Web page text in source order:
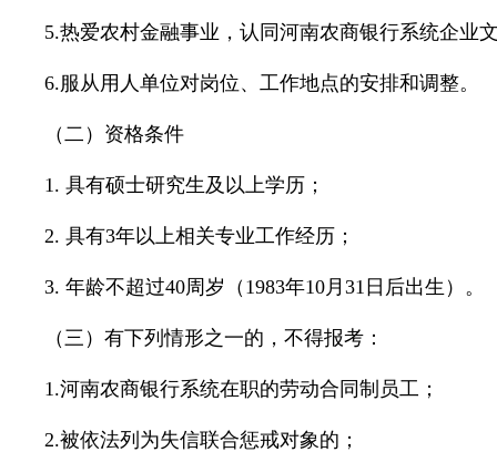
5.热爱农村金融事业，认同河南农商银行系统企业
6.服从用人单位对岗位、工作地点的安排和调整。
（二）资格条件
1. 具有硕士研究生及以上学历；
2. 具有3年以上相关专业工作经历；
3. 年龄不超过40周岁（1983年10月31日后出生）。
（三）有下列情形之一的，不得报考：
1.河南农商银行系统在职的劳动合同制员工；
2.被依法列为失信联合惩戒对象的；